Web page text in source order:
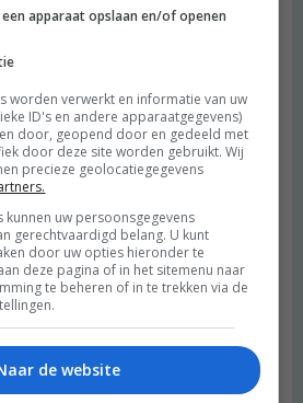
deel!
Ik vind het heel mooi hoe je het in de
het ook gaat om representatie en dat
identificeren. Daar ben ik het
is toch geweldig als we als mens dan
zijn en de cirkel rond maken. Ik had
maar vind het knap hoe jij het
die je beschrijft, fantastisch ik
2! Liefs
apparaat opslaan en/of openen
worden verwerkt en informatie van uw
ID's en andere apparaatgegevens)
door, geopend door en gedeeld met
door deze site worden gebruikt. Wij
precieze geolocatiegegevens
kunnen uw persoonsgegevens
gerechtvaardigd belang. U kunt
door uw opties hieronder te
deze pagina of in het sitemenu naar
te beheren of in te trekken via de
de website